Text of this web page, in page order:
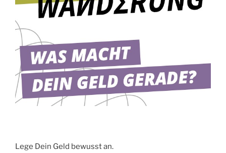
Lege Dein Geld bewusst an.